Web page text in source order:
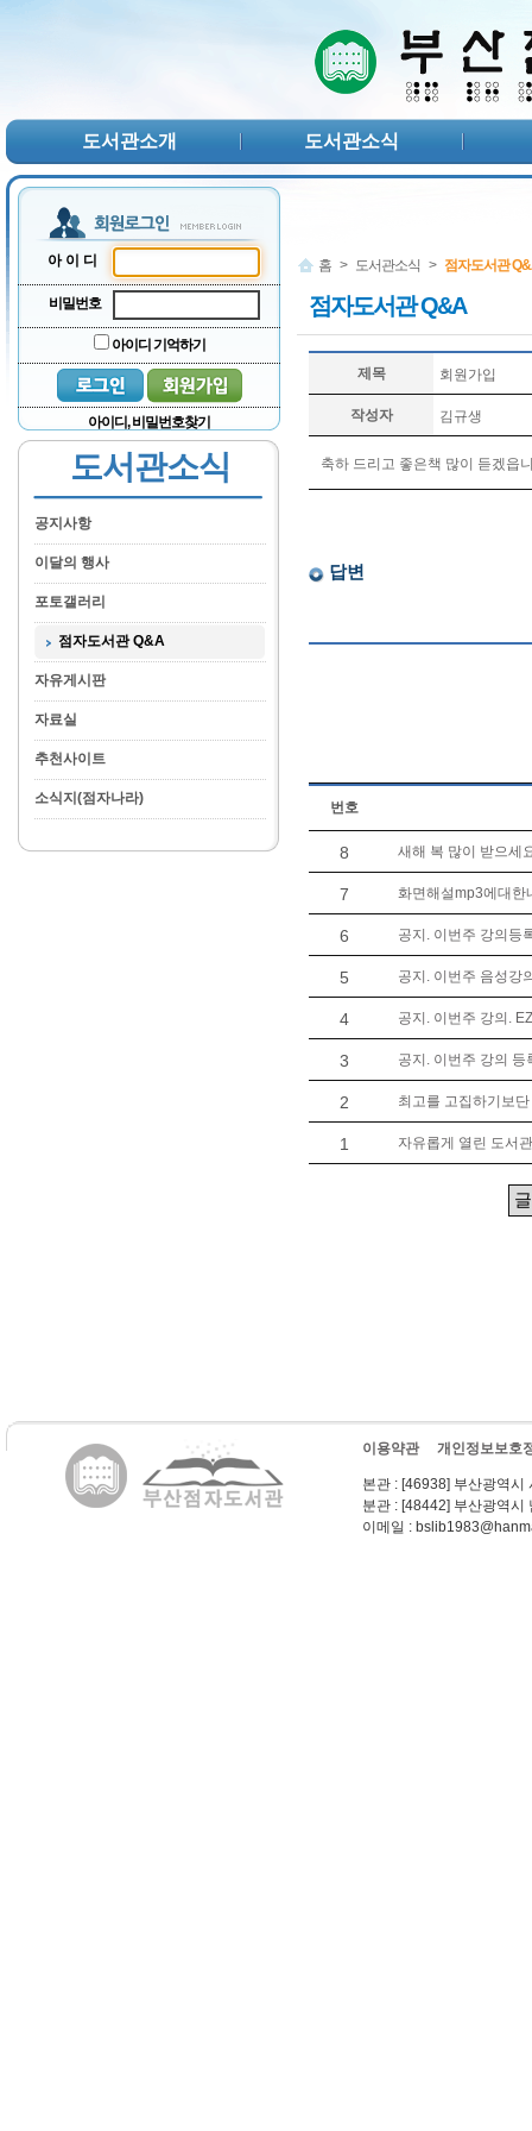
도서관소개 도서관소식
아이디
비밀번호
아이디 기억하기
아이디, 비밀번호찾기
도서관소식
공지사항
이달의 행사
포토갤러리
점자도서관 Q&A
자유게시판
자료실
추천사이트
소식지(점자나라)
홈 > 도서관소식 > 점자도서관
점자도서관 Q&A
제목 회원가입
작성자 김규생
축하 드리고 좋은책 많이 듣겠읍
답변
번호
8 새해 복 많이 받으세
7 화면해설mp3에대한
6 공지. 이번주 강의등
5 공지. 이번주 음성강
4 공지. 이번주 강의.
3 공지. 이번주 강의 등
2 최고를 고집하기보
1 자유롭게 열린 도서
이용약관 개인정보보호
본관 : [46938] 부산광역
분관 : [48442] 부산광역
이메일 :